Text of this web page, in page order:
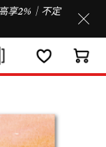
享2%｜不定